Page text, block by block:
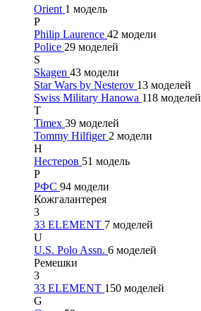
Orient 1 модель
P
Philip Laurence 42 модели
Police 29 моделей
S
Skagen 43 модели
Star Wars by Nesterov 13 моделей
Swiss Military Hanowa 118 моделей
T
Timex 39 моделей
Tommy Hilfiger 2 модели
Н
Нестеров 51 модель
Р
РФС 94 модели
Кожгалантерея
3
33 ELEMENT 7 моделей
U
U.S. Polo Assn. 6 моделей
Ремешки
3
33 ELEMENT 150 моделей
G